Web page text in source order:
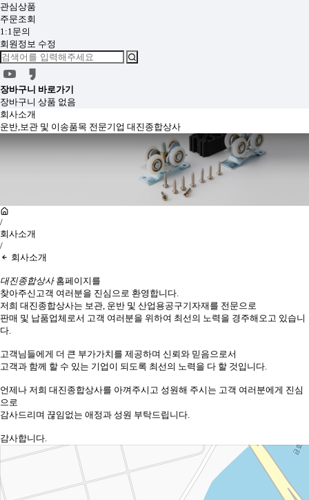
관심상품
주문조회
1:1문의
회원정보 수정
장바구니 바로가기
장바구니 상품 없음
회사소개
운반,보관 및 이송품목 전문기업 대진종합상사
/
회사소개
/
회사소개
대진종합상사 홈페이지를
찾아주신고객 여러분을 진심으로 환영합니다.
저희 대진종합상사는 보관, 운반 및 산업용공구기자재를 전문으로
판매 및 납품업체로서 고객 여러분을 위하여 최선의 노력을 경주해오고 있습니
다.
고객님들에게 더 큰 부가가치를 제공하며 신뢰와 믿음으로서
고객과 함께 할 수 있는 기업이 되도록 최선의 노력을 다 할 것입니다.
언제나 저희 대진종합상사를 아껴주시고 성원해 주시는 고객 여러분에게 진심
으로
감사드리며 끊임없는 애정과 성원 부탁드립니다.
감사합니다.